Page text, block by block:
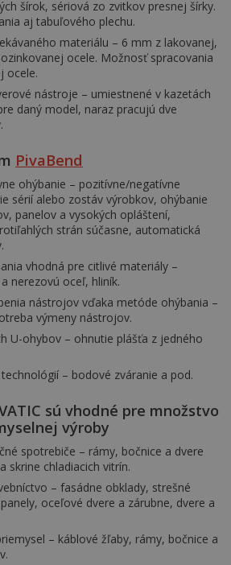
šírok, sériová zo zvitkov presnej šírky.
aj tabuľového plechu.
materiálu – 6 mm z lakovanej,
ocele. Možnosť spracovania
ocele.
nástroje – umiestnené v kazetách
daný model, naraz pracujú dve
PivaBend
ohýbanie – pozitívne/negatívne
sérií alebo zostáv výrobkov, ohýbanie
panelov a vysokých opláštení,
strán súčasne, automatická
vhodná pre citlivé materiály –
nerezovú oceľ, hliník.
nástrojov vďaka metóde ohýbania –
výmeny nástrojov.
U-ohybov – ohnutie plášťa z jedného
– bodové zváranie a pod.
sú vhodné pre množstvo
výroby
spotrebiče – rámy, bočnice a dvere
skrine chladiacich vitrín.
– fasádne obklady, strešné
oceľové dvere a zárubne, dvere a
– káblové žľaby, rámy, bočnice a